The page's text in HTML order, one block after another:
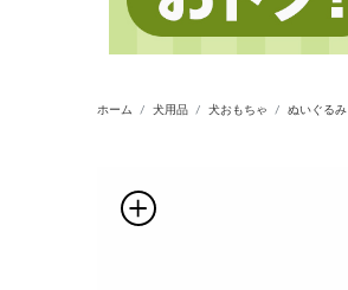
ホーム 犬用品 犬おもちゃ ぬいぐるみ